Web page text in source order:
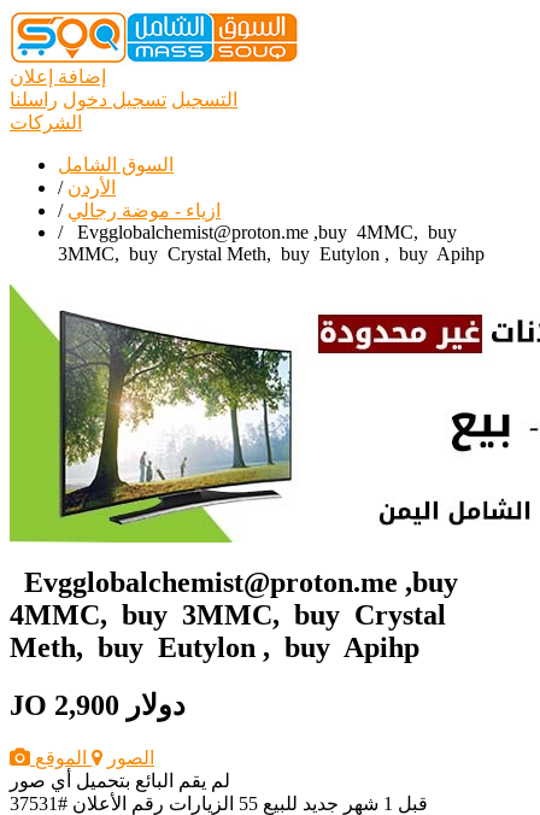
إضافة إعلان
التسجيل تسجيل دخول راسلنا
الشركات
السوق الشامل
/ الأردن
/ ازياء - موضة رجالي
/
Evgglobalchemist@proton.me ,buy 4MMC, buy
3MMC, buy Crystal Meth, buy Eutylon , buy Apihp
Evgglobalchemist@proton.me ,buy
4MMC, buy 3MMC, buy Crystal
Meth, buy Eutylon , buy Apihp
JO
2,900 دولار
الصور
الموقع
لم يقم البائع بتحميل أي صور
قبل 1 شهر
جديد للبيع 55 الزيارات رقم الأعلان #37531